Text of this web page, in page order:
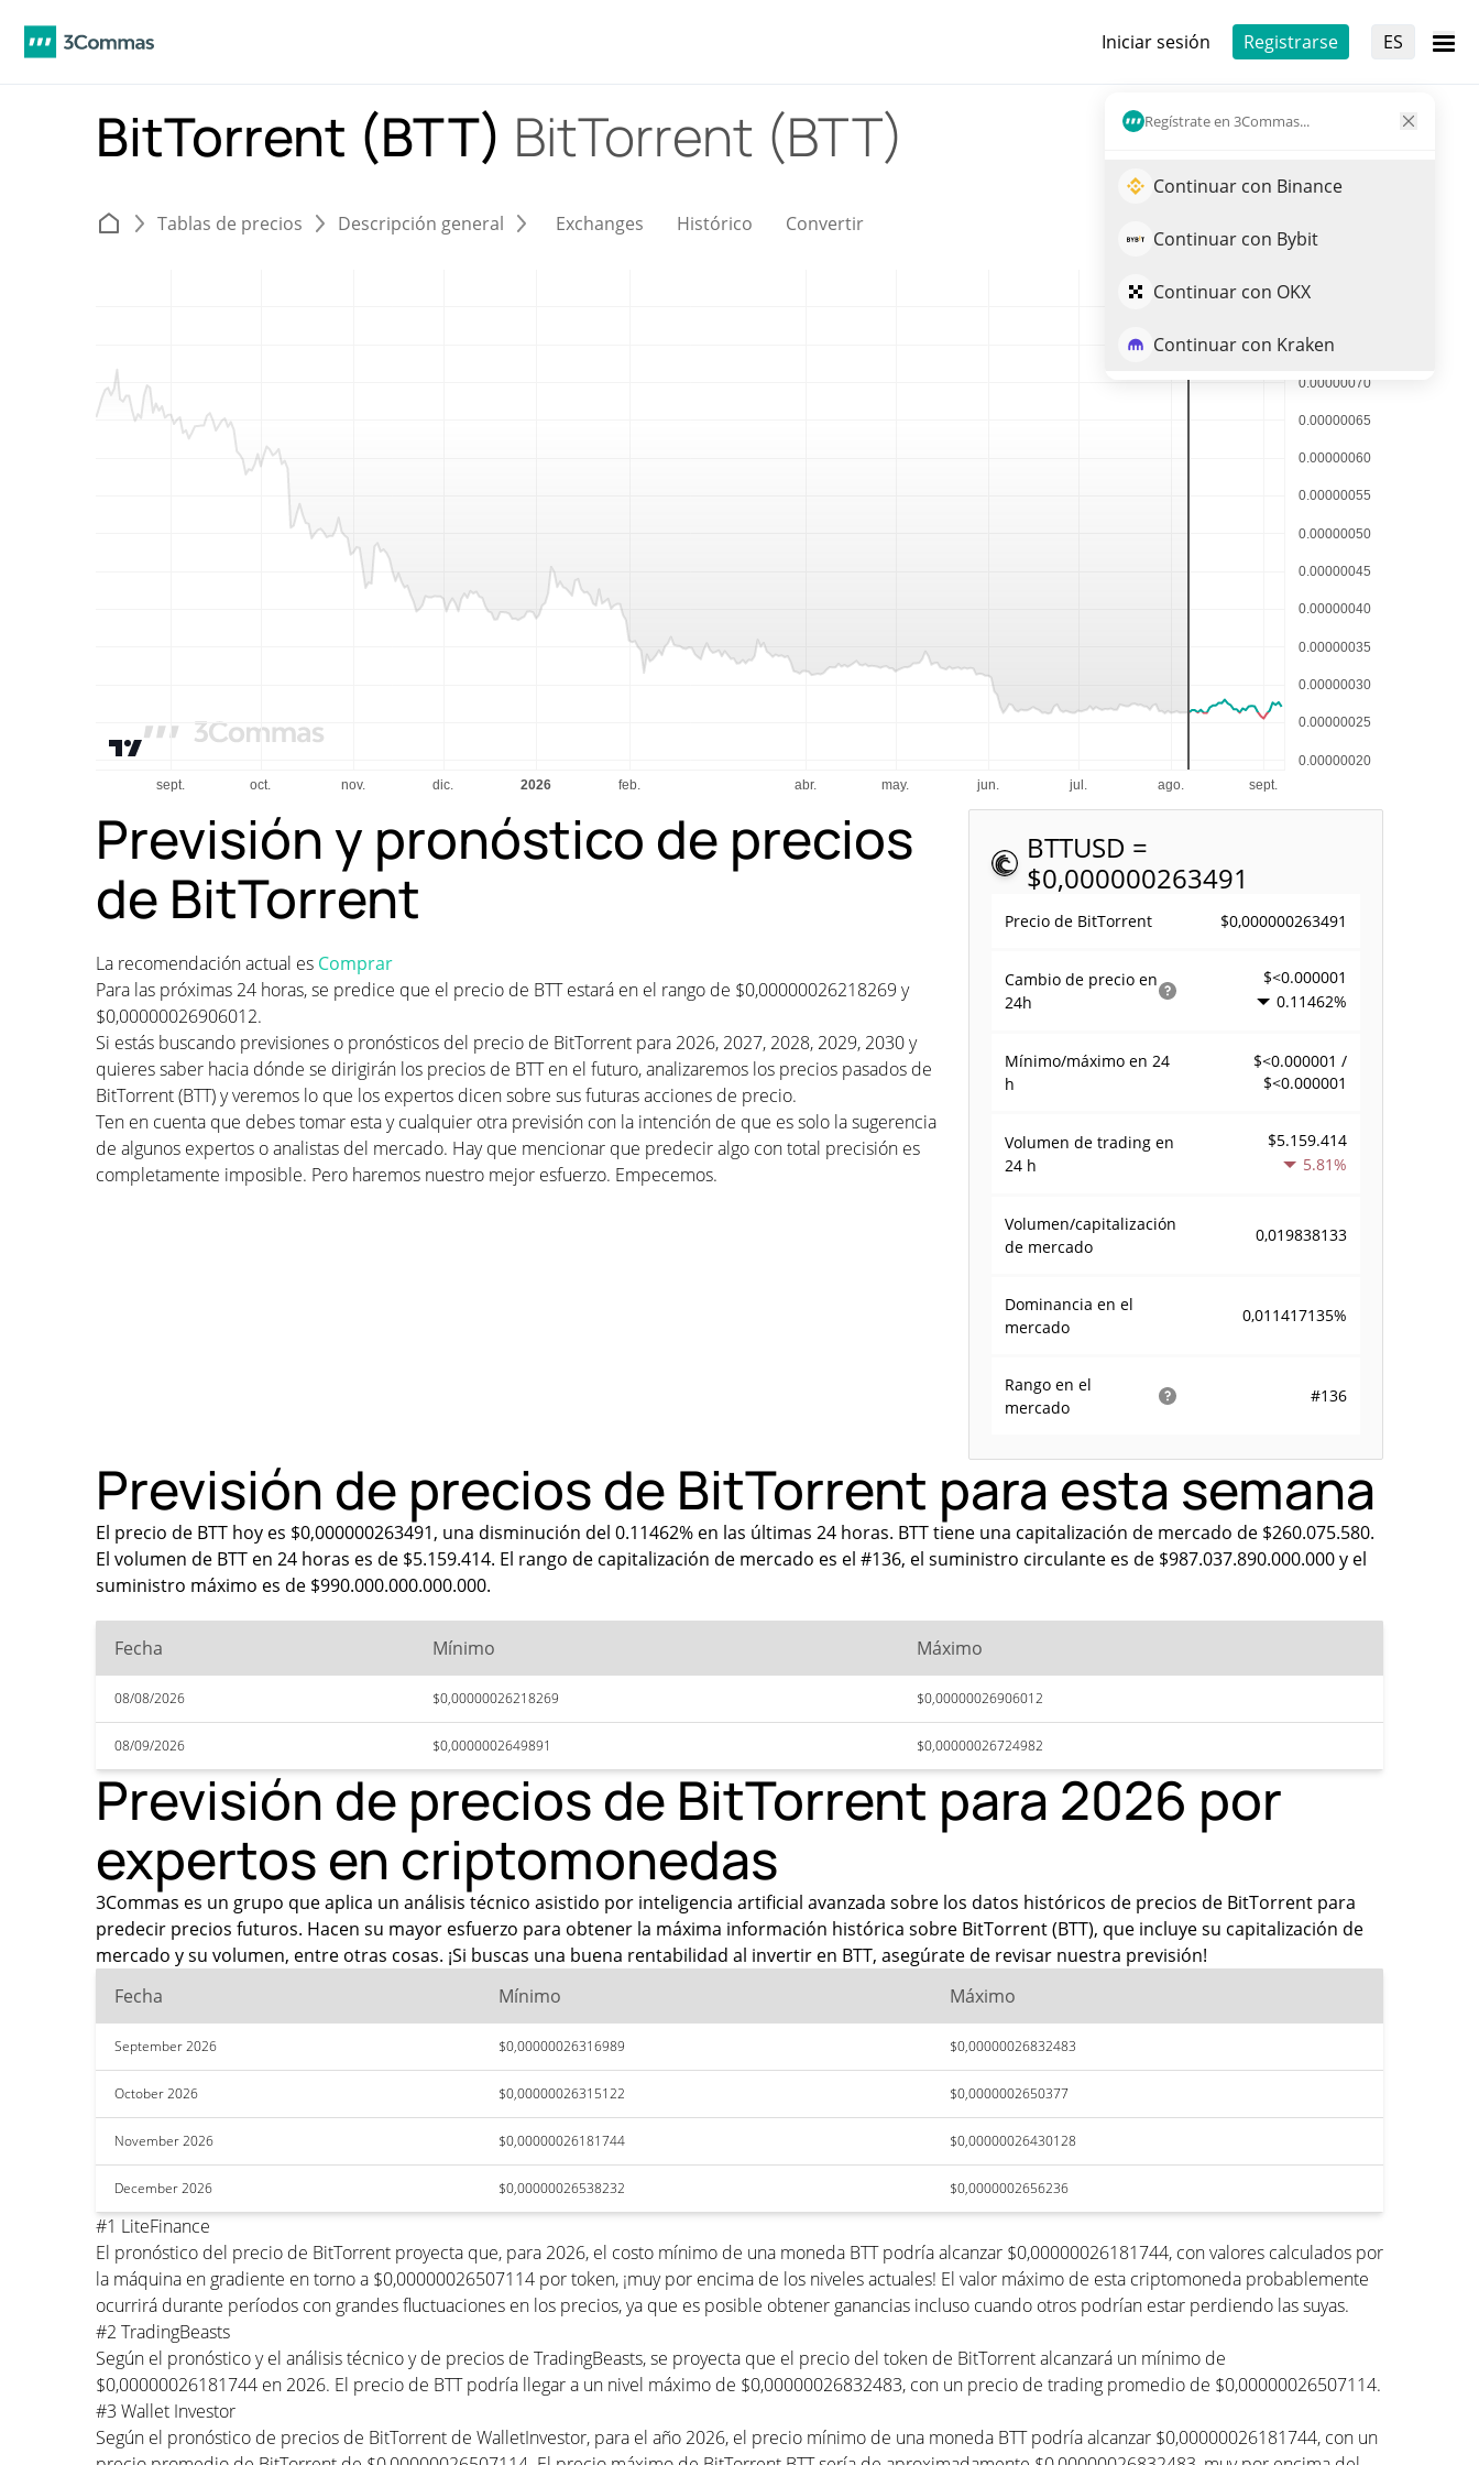
Iniciar sesión Registrarse ES
Regístrate en 3Commas...
Continuar con Binance
Continuar con Bybit
Continuar con OKX
Continuar con Kraken
BitTorrent (BTT) BitTorrent (BTT)
Tablas de precios Descripción general Exchanges Histórico Convertir
BTTUSD =
$0,000000263491
Precio de BitTorrent $0,000000263491
Cambio de precio en
24h
$<0.000001
0.11462%
Mínimo/máximo en 24
h
$<0.000001 /
$<0.000001
Volumen de trading en
24 h
$5.159.414
5.81%
Volumen/capitalización
de mercado
0,019838133
Dominancia en el
mercado
0,011417135%
Rango en el
mercado
#136
Previsión y pronóstico de precios
de BitTorrent
La recomendación actual es Comprar
Para las próximas 24 horas, se predice que el precio de BTT estará en el rango de $0,00000026218269 y
$0,00000026906012.
Si estás buscando previsiones o pronósticos del precio de BitTorrent para 2026, 2027, 2028, 2029, 2030 y
quieres saber hacia dónde se dirigirán los precios de BTT en el futuro, analizaremos los precios pasados de
BitTorrent (BTT) y veremos lo que los expertos dicen sobre sus futuras acciones de precio.
Ten en cuenta que debes tomar esta y cualquier otra previsión con la intención de que es solo la sugerencia
de algunos expertos o analistas del mercado. Hay que mencionar que predecir algo con total precisión es
completamente imposible. Pero haremos nuestro mejor esfuerzo. Empecemos.
Previsión de precios de BitTorrent para esta semana
El precio de BTT hoy es $0,000000263491, una disminución del 0.11462% en las últimas 24 horas. BTT tiene una capitalización de mercado de $260.075.580.
El volumen de BTT en 24 horas es de $5.159.414. El rango de capitalización de mercado es el #136, el suministro circulante es de $987.037.890.000.000 y el
suministro máximo es de $990.000.000.000.000.
Fecha Mínimo Máximo
08/08/2026 $0,00000026218269 $0,00000026906012
08/09/2026 $0,0000002649891 $0,00000026724982
Previsión de precios de BitTorrent para 2026 por
expertos en criptomonedas
3Commas es un grupo que aplica un análisis técnico asistido por inteligencia artificial avanzada sobre los datos históricos de precios de BitTorrent para
predecir precios futuros. Hacen su mayor esfuerzo para obtener la máxima información histórica sobre BitTorrent (BTT), que incluye su capitalización de
mercado y su volumen, entre otras cosas. ¡Si buscas una buena rentabilidad al invertir en BTT, asegúrate de revisar nuestra previsión!
Fecha
Mínimo Máximo
September 2026 $0,00000026316989 $0,00000026832483
October 2026 $0,00000026315122 $0,0000002650377
November 2026 $0,00000026181744 $0,00000026430128
December 2026 $0,00000026538232 $0,0000002656236
#1 LiteFinance
El pronóstico del precio de BitTorrent proyecta que, para 2026, el costo mínimo de una moneda BTT podría alcanzar $0,00000026181744, con valores calculados por
la máquina en gradiente en torno a $0,00000026507114 por token, ¡muy por encima de los niveles actuales! El valor máximo de esta criptomoneda probablemente
ocurrirá durante períodos con grandes fluctuaciones en los precios, ya que es posible obtener ganancias incluso cuando otros podrían estar perdiendo las suyas.
#2 TradingBeasts
Según el pronóstico y el análisis técnico y de precios de TradingBeasts, se proyecta que el precio del token de BitTorrent alcanzará un mínimo de
$0,00000026181744 en 2026. El precio de BTT podría llegar a un nivel máximo de $0,00000026832483, con un precio de trading promedio de $0,00000026507114.
#3 Wallet Investor
Según el pronóstico de precios de BitTorrent de WalletInvestor, para el año 2026, el precio mínimo de una moneda BTT podría alcanzar $0,00000026181744, con un